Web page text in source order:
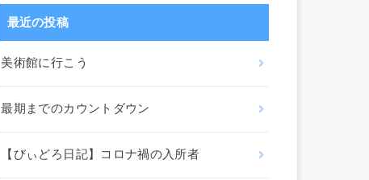
最近の投稿
美術館に行こう
最期までのカウントダウン
【びぃどろ日記】コロナ禍の入所者